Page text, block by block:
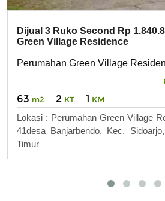
Dijual 3 Ruko Second Rp
Green Village Residence
Perumahan Green Village
63 m2 2 KT 1 KM
Lokasi : Perumahan Green Village
41desa Banjarbendo, Kec.
Timur